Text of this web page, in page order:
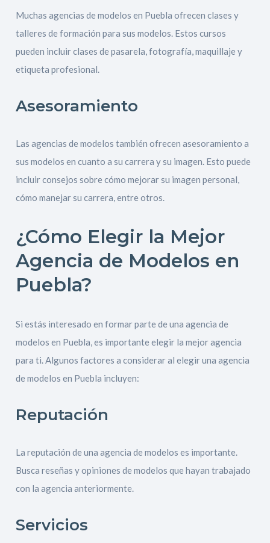
Muchas agencias de modelos en Puebla ofrecen clases y
talleres de formación para sus modelos. Estos cursos
pueden incluir clases de pasarela, fotografía, maquillaje y
etiqueta profesional.
Asesoramiento
Las agencias de modelos también ofrecen asesoramiento a
sus modelos en cuanto a su carrera y su imagen. Esto puede
incluir consejos sobre cómo mejorar su imagen personal,
cómo manejar su carrera, entre otros.
¿Cómo Elegir la Mejor
Agencia de Modelos en
Puebla?
Si estás interesado en formar parte de una agencia de
modelos en Puebla, es importante elegir la mejor agencia
para ti. Algunos factores a considerar al elegir una agencia
de modelos en Puebla incluyen:
Reputación
La reputación de una agencia de modelos es importante.
Busca reseñas y opiniones de modelos que hayan trabajado
con la agencia anteriormente.
Servicios